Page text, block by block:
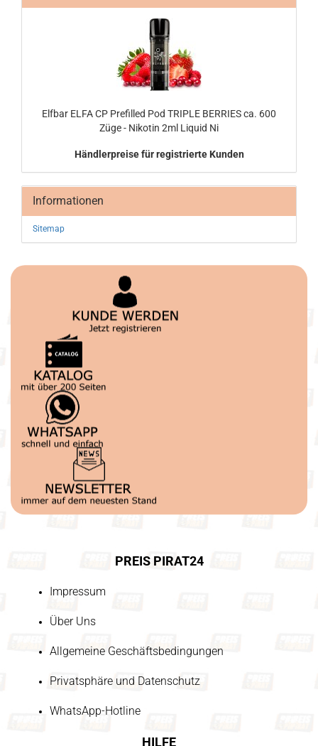
Elf­bar ELFA CP Pre­fil­led Pod TRIP­LE BER­RIES ca. 600
Züge - Ni­ko­tin 2ml Li­quid Ni
Händlerpreise für registrierte Kunden
Informationen
Sitemap
PREIS PIRAT24
Impressum
Über Uns
Allgemeine Geschäftsbedingungen
Privatsphäre und Datenschutz
WhatsApp-Hotline
HILFE